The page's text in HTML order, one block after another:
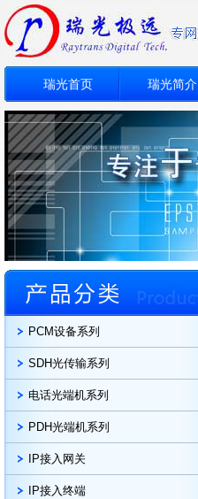
瑞光首页 瑞光简介
PCM设备系列
SDH光传输系列
电话光端机系列
PDH光端机系列
IP接入网关
IP接入终端